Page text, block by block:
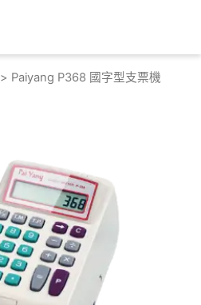
> Paiyang P368 國字型支票機